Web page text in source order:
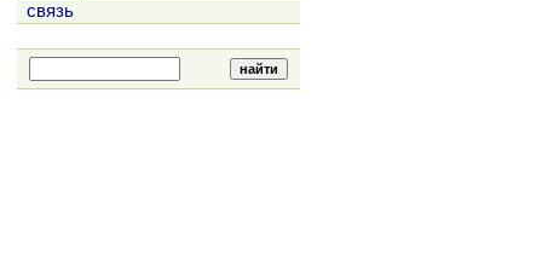
связь